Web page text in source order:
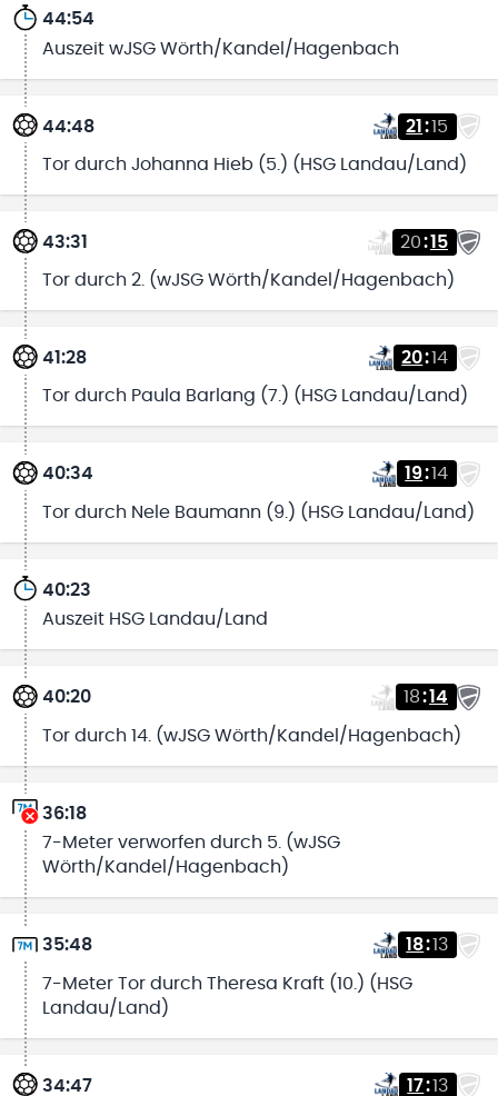
44:54
Auszeit wJSG Wörth/Kandel/Hagenbach
44:48 21 :15
Tor durch Johanna Hieb (5.) (HSG Landau/Land)
43:31 20:15
Tor durch 2. (wJSG Wörth/Kandel/Hagenbach)
41:28 20:14
Tor durch Paula Barlang (7.) (HSG Landau/Land)
40:34 19:14
Tor durch Nele Baumann (9.) (HSG Landau/Land)
40:23
Auszeit HSG Landau/Land
40:20 18:14
Tor durch 14. (wJSG Wörth/Kandel/Hagenbach)
36:18
7-Meter verworfen durch 5. (wJSG
Wörth/Kandel/Hagenbach)
35:48 18:13
7-Meter Tor durch Theresa Kraft (10.) (HSG
Landau/Land)
34:47 17:13